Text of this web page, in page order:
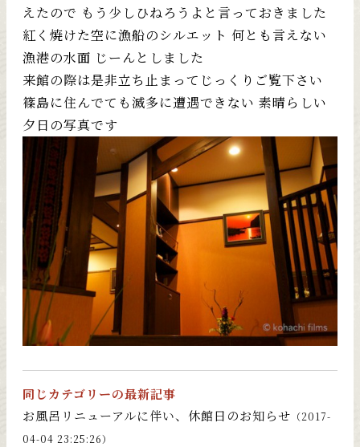
えたので もう少しひねろうよと言っておきました
紅く焼けた空に漁船のシルエット 何とも言えない
漁港の水面 じーんとしました
来館の際は是非立ち止まってじっくりご覧下さい
篠島に住んでても滅多に遭遇できない 素晴らしい
夕日の写真です
同じカテゴリーの最新記事
お風呂リニューアルに伴い、休館日のお知らせ （2017-
04-04 23:25:26）